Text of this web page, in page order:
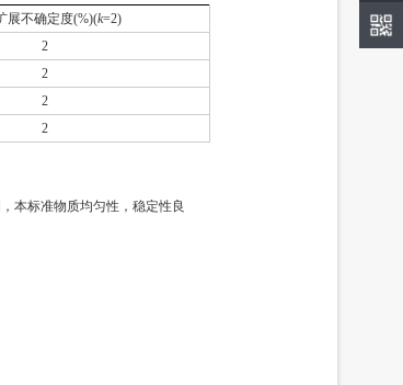
展不确定度(%)(k=2)
2
2
2
2
本标准物质均匀性，稳定性良